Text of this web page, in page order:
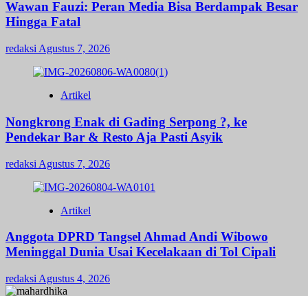
Wawan Fauzi: Peran Media Bisa Berdampak Besar
Hingga Fatal
redaksi Agustus 7, 2026
Artikel
Nongkrong Enak di Gading Serpong ?, ke
Pendekar Bar & Resto Aja Pasti Asyik
redaksi Agustus 7, 2026
Artikel
Anggota DPRD Tangsel Ahmad Andi Wibowo
Meninggal Dunia Usai Kecelakaan di Tol Cipali
redaksi Agustus 4, 2026